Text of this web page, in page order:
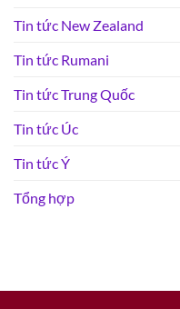
Tin tức New Zealand
Tin tức Rumani
Tin tức Trung Quốc
Tin tức Úc
Tin tức Ý
Tổng hợp